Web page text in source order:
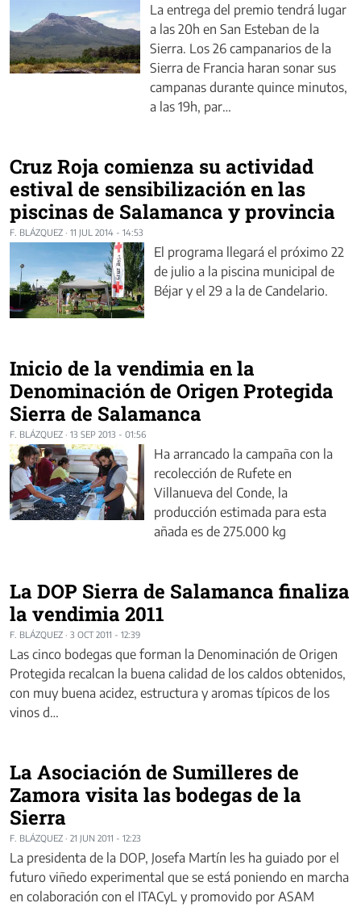
La entrega del premio tendrá lugar
a las 20h en San Esteban de la
Sierra. Los 26 campanarios de la
Sierra de Francia haran sonar sus
campanas durante quince minutos,
a las 19h, par…
Cruz Roja comienza su actividad
estival de sensibilización en las
piscinas de Salamanca y provincia
F. BLÁZQUEZ · 11 JUL 2014 - 14:53
El programa llegará el próximo 22
de julio a la piscina municipal de
Béjar y el 29 a la de Candelario.
Inicio de la vendimia en la
Denominación de Origen Protegida
Sierra de Salamanca
F. BLÁZQUEZ · 13 SEP 2013 - 01:56
Ha arrancado la campaña con la
recolección de Rufete en
Villanueva del Conde, la
producción estimada para esta
añada es de 275.000 kg
La DOP Sierra de Salamanca finaliza
la vendimia 2011
F. BLÁZQUEZ · 3 OCT 2011 - 12:39
Las cinco bodegas que forman la Denominación de Origen
Protegida recalcan la buena calidad de los caldos obtenidos,
con muy buena acidez, estructura y aromas típicos de los
vinos d…
La Asociación de Sumilleres de
Zamora visita las bodegas de la
Sierra
F. BLÁZQUEZ · 21 JUN 2011 - 12:23
La presidenta de la DOP, Josefa Martín les ha guiado por el
futuro viñedo experimental que se está poniendo en marcha
en colaboración con el ITACyL y promovido por ASAM